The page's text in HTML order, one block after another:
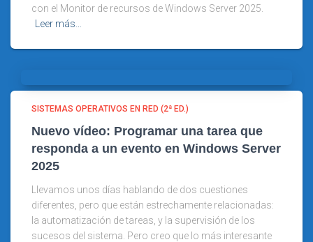
con el Monitor de recursos de Windows Server 2025.
Leer más…
SISTEMAS OPERATIVOS EN RED (2ª ED.)
Nuevo vídeo: Programar una tarea que
responda a un evento en Windows Server
2025
Llevamos unos días hablando de dos cuestiones
diferentes, pero que están estrechamente relacionadas:
la automatización de tareas, y la supervisión de los
sucesos del sistema. Pero creo que lo más interesante